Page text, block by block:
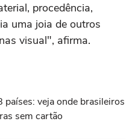
procedência,
uma joia de outros
visual", afirma.
países: veja onde brasileiros
sem cartão